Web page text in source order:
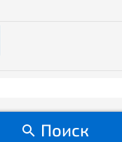
Поиск